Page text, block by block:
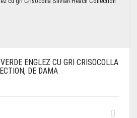
ENGLEZ CU GRI CRISOCOLLA
DE DAMA